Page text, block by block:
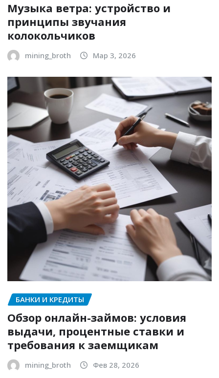
Музыка ветра: устройство и
принципы звучания
колокольчиков
mining_broth Мар 3, 2026
БАНКИ И КРЕДИТЫ
Обзор онлайн-займов: условия
выдачи, процентные ставки и
требования к заемщикам
mining_broth Фев 28, 2026